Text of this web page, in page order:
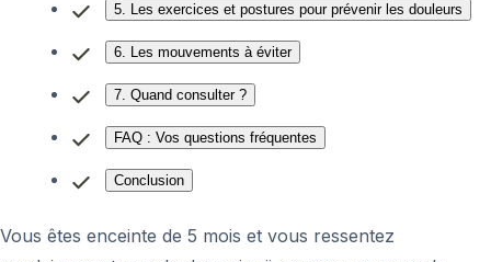
5. Les exercices et postures pour prévenir les douleurs
6. Les mouvements à éviter
7. Quand consulter ?
FAQ : Vos questions fréquentes
Conclusion
Vous êtes enceinte de 5 mois et vous ressentez